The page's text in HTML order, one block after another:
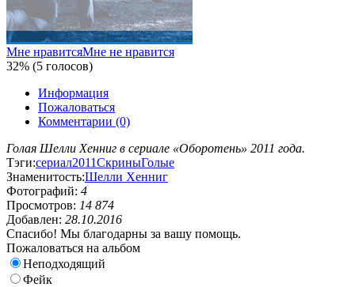
Мне нравитсяМне не нравится
32% (5 голосов)
Информация
Пожаловаться
Комментарии (0)
Голая Шелли Хенниг в сериале «Оборотень» 2011 года.
Тэги:сериал2011СкриныГолые
Знаменитость:Шелли Хенниг
Фотографий: 4
Просмотров: 14 874
Добавлен: 28.10.2016
Спасибо! Мы благодарны за вашу помощь.
Пожаловаться на альбом
Неподходящий
Фейк